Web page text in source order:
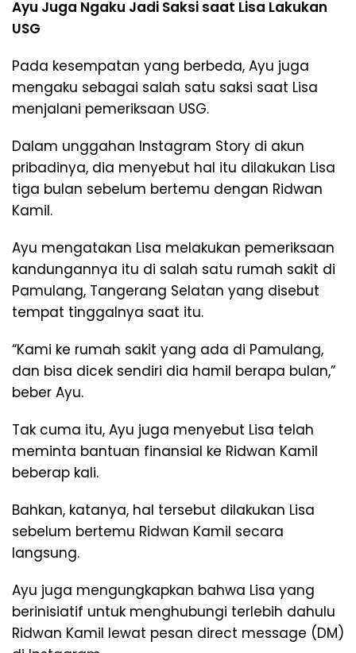
Ayu Juga Ngaku Jadi Saksi saat Lisa Lakukan
USG
Pada kesempatan yang berbeda, Ayu juga
mengaku sebagai salah satu saksi saat Lisa
menjalani pemeriksaan USG.
Dalam unggahan Instagram Story di akun
pribadinya, dia menyebut hal itu dilakukan Lisa
tiga bulan sebelum bertemu dengan Ridwan
Kamil.
Ayu mengatakan Lisa melakukan pemeriksaan
kandungannya itu di salah satu rumah sakit di
Pamulang, Tangerang Selatan yang disebut
tempat tinggalnya saat itu.
“Kami ke rumah sakit yang ada di Pamulang,
dan bisa dicek sendiri dia hamil berapa bulan,”
beber Ayu.
Tak cuma itu, Ayu juga menyebut Lisa telah
meminta bantuan finansial ke Ridwan Kamil
beberap kali.
Bahkan, katanya, hal tersebut dilakukan Lisa
sebelum bertemu Ridwan Kamil secara
langsung.
Ayu juga mengungkapkan bahwa Lisa yang
berinisiatif untuk menghubungi terlebih dahulu
Ridwan Kamil lewat pesan direct message (DM)